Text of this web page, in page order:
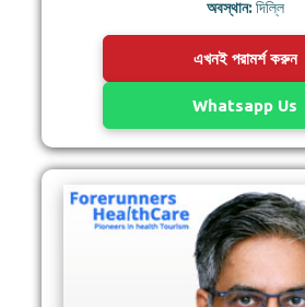
অবস্থান: দিল্লি
এখনই পরামর্শ করুন
Whatsapp Us